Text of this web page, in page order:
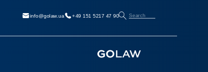
info@golaw.ua +49 151 5217 47 90 Search